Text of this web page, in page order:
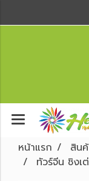
หน้าแรก สิน
ทัวร์จีน ชิงเ